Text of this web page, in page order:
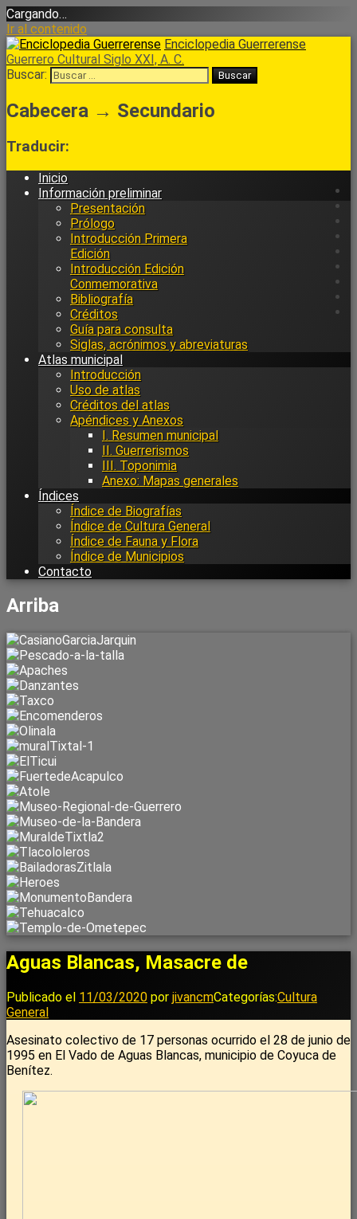
Cargando…
Ir al contenido
Enciclopedia Guerrerense
Guerrero Cultural Siglo XXI, A. C.
Buscar:
Cabecera → Secundario
Traducir:
Inicio
Información preliminar
Presentación
Prólogo
Introducción Primera
Edición
Introducción Edición
Conmemorativa
Bibliografía
Créditos
Guía para consulta
Siglas, acrónimos y abreviaturas
Atlas municipal
Introducción
Uso de atlas
Créditos del atlas
Apéndices y Anexos
I. Resumen municipal
II. Guerrerismos
III. Toponimia
Anexo: Mapas generales
Índices
Índice de Biografías
Índice de Cultura General
Índice de Fauna y Flora
Índice de Municipios
Contacto
Arriba
Aguas Blancas, Masacre de
Publicado el 11/03/2020 por jivancmCategorías:Cultura
General
Asesinato colectivo de 17 personas ocurrido el 28 de junio de
1995 en El Vado de Aguas Blancas, municipio de Coyuca de
Benítez.